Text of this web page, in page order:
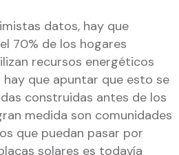
datos, hay que
70% de los hogares
recursos energéticos
que apuntar que esto se
construidas antes de los
medida son comunidades
que puedan pasar por
solares es todavía